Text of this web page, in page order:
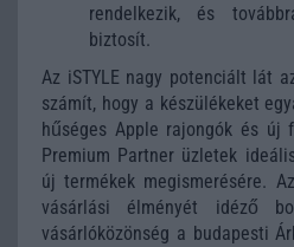
rendelkezik, és
biztosít.
Az iSTYLE nagy potenciált lát
számít, hogy a készülékeket
hűséges Apple rajongók és új
Premium Partner üzletek
új termékek megismerésére.
vásárlási élményét idéző
vásárlóközönség a budapesti